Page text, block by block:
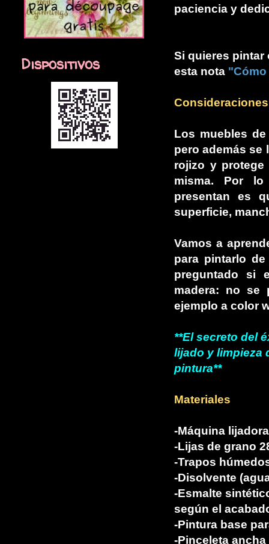
paciencia y
Si quieres pintar
esta nota
Consideraciones
Los muebles
pero además se
rojizo y
misma. Por
presentan es
superficie,
Vamos a
para pintarlo
preguntado si
madera: no se
ejemplo a color
**El secreto del
lijado y limpieza
pintura**
Materiales
-Máquina
-Lijas de grano
-Trapos
-Disolvente
-Esmalte
según el
-Pintura base
-Pinceleta ancha
Dispositivos